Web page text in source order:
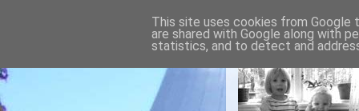
This site uses cookies from Google
are shared with Google along with
statistics, and to detect and